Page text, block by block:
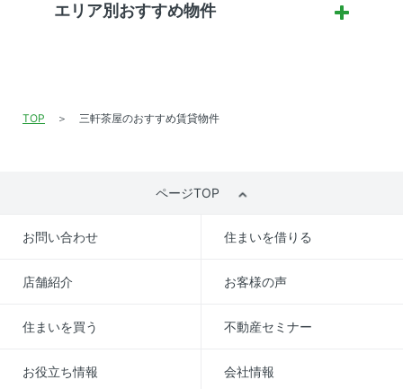
エリア別おすすめ物件
TOP 三軒茶屋のおすすめ賃貸物件
ページTOP
お問い合わせ 住まいを借りる
店舗紹介 お客様の声
住まいを買う 不動産セミナー
お役立ち情報 会社情報